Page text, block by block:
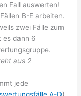
Fall auswerten!
B-E arbeiten.
zwei Fälle zum
es dann 6
aus 2
jede